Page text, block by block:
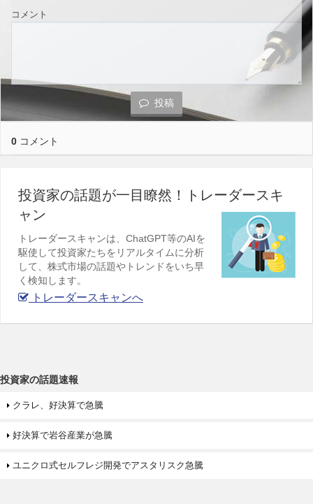
コメント
投稿
0 コメント
投資家の話題が一目瞭然！トレーダースキ
ャン
トレーダースキャンは、ChatGPT等のAIを
駆使して投資家たちをリアルタイムに分析
して、株式市場の話題やトレンドをいち早
く検知します。
トレーダースキャンへ
投資家の話題速報
クラレ、好決算で急騰
好決算で岩谷産業が急騰
ユニクロ式セルフレジ開発でアスタリスク急騰